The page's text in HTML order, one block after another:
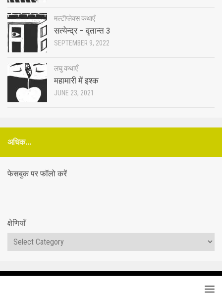
मल्टीप्लेक्स कथाएँ
सत्येन्द्र – वृतान्त 3
SEPTEMBER 9, 2022
लघु कथाएँ
महामारी में इश्क
JUNE 23, 2021
अधिक...
फेसबुक पर फॉलो करें
क्षेणियाँ
क्षेणियाँ